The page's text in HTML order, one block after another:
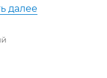
далее